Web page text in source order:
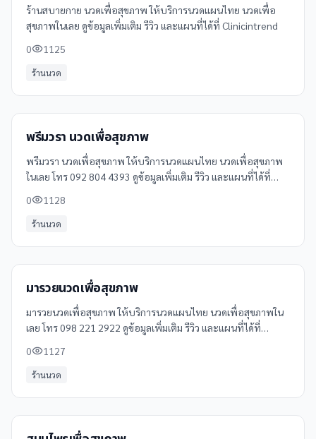
ร้านสบายกาย นวดเพื่อสุขภาพ ให้บริการนวดแผนไทย นวดเพื่อ
สุขภาพในเลย ดูข้อมูลเพิ่มเติม รีวิว และแผนที่ได้ที่ Clinicintrend
0
1125
ร้านนวด
พรีมวรา นวดเพื่อสุขภาพ
พรีมวรา นวดเพื่อสุขภาพ ให้บริการนวดแผนไทย นวดเพื่อสุขภาพ
ในเลย โทร 092 804 4393 ดูข้อมูลเพิ่มเติม รีวิว และแผนที่ได้ที่
0 1128
ร้านนวด
มารวยนวดเพื่อสุขภาพ
มารวยนวดเพื่อสุขภาพ ให้บริการนวดแผนไทย นวดเพื่อสุขภาพใน
เลย โทร 098 221 2922 ดูข้อมูลเพิ่มเติม รีวิว และแผนที่ได้ที่
0 1127
ร้านนวด